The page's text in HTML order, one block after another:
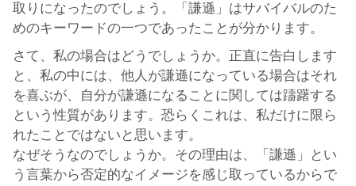
取りになったのでしょう。「謙遜」はサバイバルのた
めのキーワードの一つであったことが分かります。
さて、私の場合はどうでしょうか。正直に告白します
と、私の中には、他人が謙遜になっている場合はそれ
を喜ぶが、自分が謙遜になることに関しては躊躇する
という性質があります。恐らくこれは、私だけに限ら
れたことではないと思います。
なぜそうなのでしょうか。その理由は、「謙遜」とい
う言葉から否定的なイメージを感じ取っているからで